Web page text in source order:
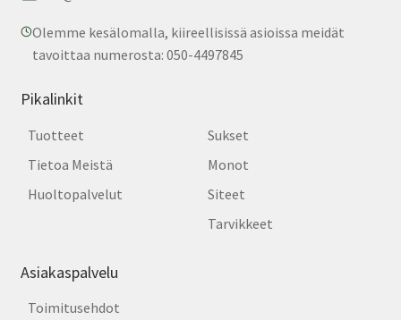
Olemme kesälomalla, kiireellisissä asioissa meidät
tavoittaa numerosta: 050-4497845
Pikalinkit
Tuotteet
Tietoa Meistä
Huoltopalvelut
Sukset
Monot
Siteet
Tarvikkeet
Asiakaspalvelu
Toimitusehdot